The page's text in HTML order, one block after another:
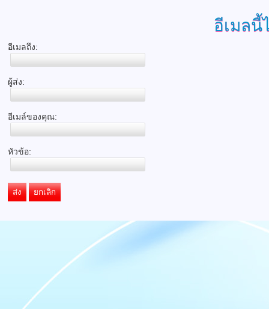
อีเมลนี้
อีเมลถึง:
ผู้ส่ง:
อีเมล์ของคุณ:
หัวข้อ:
ส่ง ยกเลิก